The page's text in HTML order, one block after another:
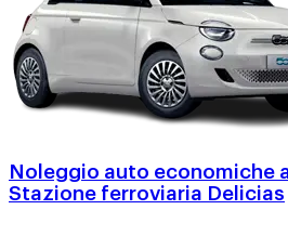
Noleggio auto economiche
Stazione ferroviaria Delicias